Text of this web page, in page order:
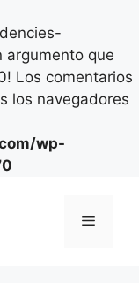
argumento que
Los comentarios
los navegadores
wp-
Menú